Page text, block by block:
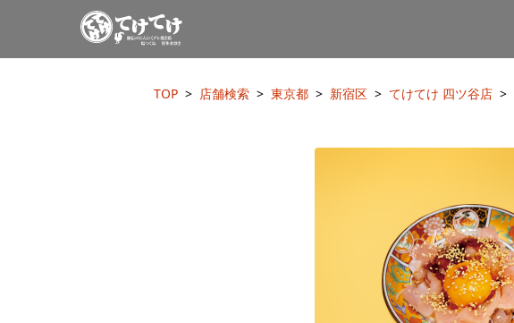
TOP 店舗検索 東京都 新宿区 てけてけ 四ツ谷店